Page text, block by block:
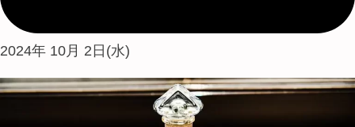
2024年 10月 2日(水)